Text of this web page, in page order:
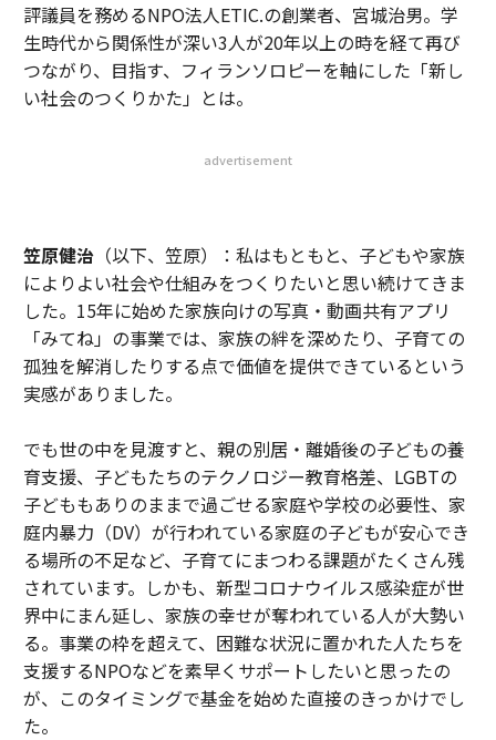
評議員を務めるNPO法人ETIC.の創業者、宮城治男。学
生時代から関係性が深い3人が20年以上の時を経て再び
つながり、目指す、フィランソロピーを軸にした「新し
い社会のつくりかた」とは。
advertisement
笠原健治（以下、笠原）：私はもともと、子どもや家族
によりよい社会や仕組みをつくりたいと思い続けてきま
した。15年に始めた家族向けの写真・動画共有アプリ
「みてね」の事業では、家族の絆を深めたり、子育ての
孤独を解消したりする点で価値を提供できているという
実感がありました。
でも世の中を見渡すと、親の別居・離婚後の子どもの養
育支援、子どもたちのテクノロジー教育格差、LGBTの
子どももありのままで過ごせる家庭や学校の必要性、家
庭内暴力（DV）が行われている家庭の子どもが安心でき
る場所の不足など、子育てにまつわる課題がたくさん残
されています。しかも、新型コロナウイルス感染症が世
界中にまん延し、家族の幸せが奪われている人が大勢い
る。事業の枠を超えて、困難な状況に置かれた人たちを
支援するNPOなどを素早くサポートしたいと思ったの
が、このタイミングで基金を始めた直接のきっかけでし
た。